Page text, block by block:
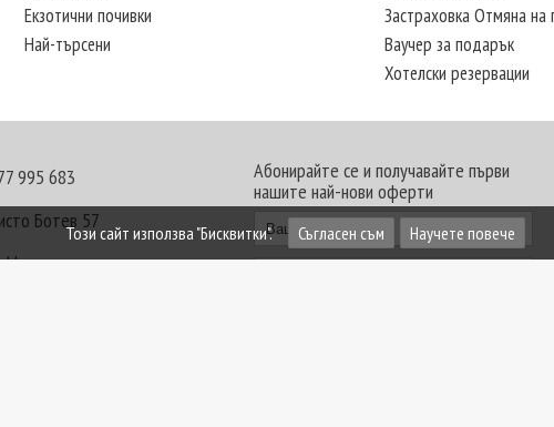
Екзотични почивки
Най-търсени
Застраховка Отмяна на
Ваучер за подарък
Хотелски резервации
995 683
Ботев 57
Абонирайте се и получавайте първи
нашите най-нови оферти
Този сайт използва "Бисквитки". Съгласен съм Научете повече